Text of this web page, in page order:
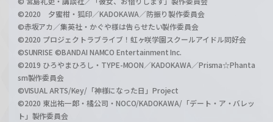
©2020 夕蜜柑・狐印／KADOKAWA／防振り製作委員会
©赤坂アカ／集英社・かぐや様は告らせたい製作委員会
©2020 プロジェクトラブライブ！虹ヶ咲学園スクールアイドル同好会
©SUNRISE ©BANDAI NAMCO Entertainment Inc.
©2019 ひろやまひろし・TYPE-MOON／KADOKAWA／Prisma☆Phanta
sm製作委員会
©VISUAL ARTS/Key/「神様になった日」Project
©2020 東出祐一郎・橘公司・NOCO/KADOKAWA/「デート・ア・バレッ
ト」製作委員会